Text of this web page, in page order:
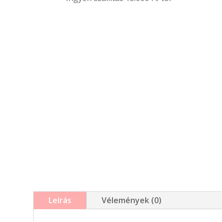
Leírás Vélemények (0)